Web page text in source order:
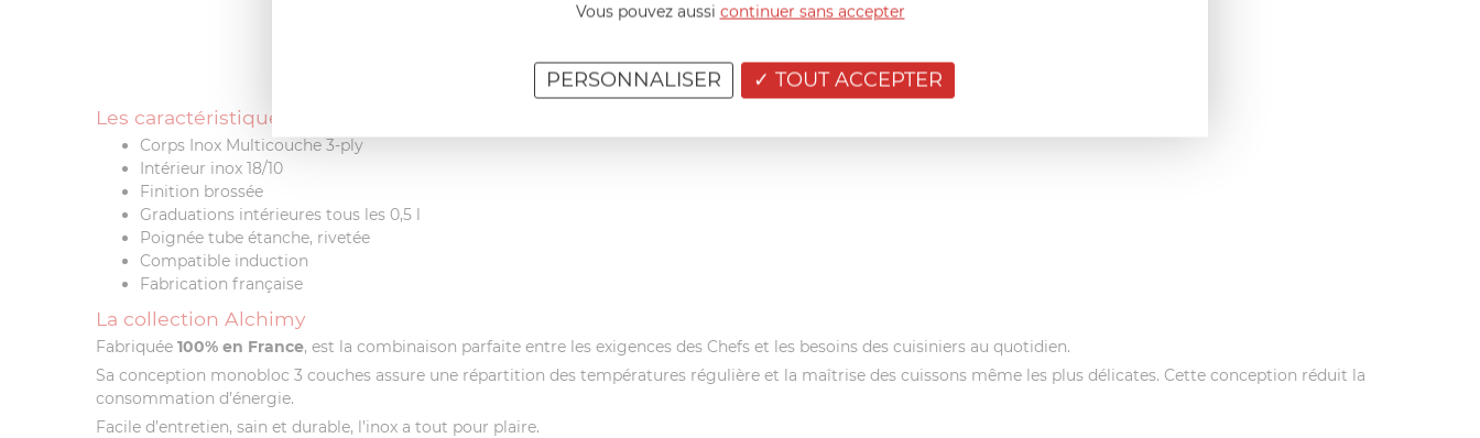
Les caractéristiques de la Sauteuse Alchimy :
Corps Inox Multicouche 3-ply
Intérieur inox 18/10
Finition brossée
Graduations intérieures tous les 0,5 l
Poignée tube étanche, rivetée
Compatible induction
Fabrication française
La collection Alchimy
Fabriquée 100% en France, est la combinaison parfaite entre les exigences des Chefs et les besoins des cuisiniers au quotidien.
Sa conception monobloc 3 couches assure une répartition des températures régulière et la maîtrise des cuissons même les plus délicates. Cette conception réduit la
consommation d’énergie.
Facile d’entretien, sain et durable, l’inox a tout pour plaire.
Vous pouvez aussi continuer sans accepter
TOUT ACCEPTER
PERSONNALISER